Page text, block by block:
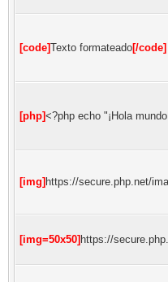
[code]Texto formateado[/code]
[php]<?php echo "¡Hola
[img] https://secure.php.net/
[img=50x50] https://